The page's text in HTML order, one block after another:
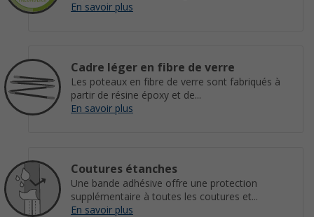
En savoir plus
Cadre léger en fibre de verre
Les poteaux en fibre de verre sont fabriqués à
partir de résine époxy et de...
En savoir plus
Coutures étanches
Une bande adhésive offre une protection
supplémentaire à toutes les coutures et...
En savoir plus